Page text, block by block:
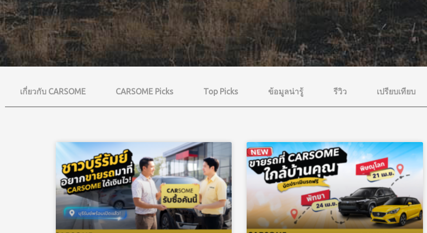
เกี่ยวกับ CARSOME CARSOME Picks Top Picks ข้อมูลน่ารู้ รีวิว เปรียบเทียบ